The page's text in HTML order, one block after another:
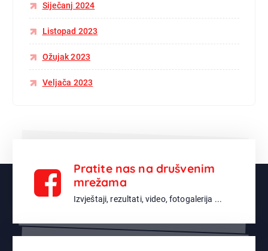
Siječanj 2024
Listopad 2023
Ožujak 2023
Veljača 2023
Pratite nas na drušvenim
mrežama
Izvještaji, rezultati, video, fotogalerija ...